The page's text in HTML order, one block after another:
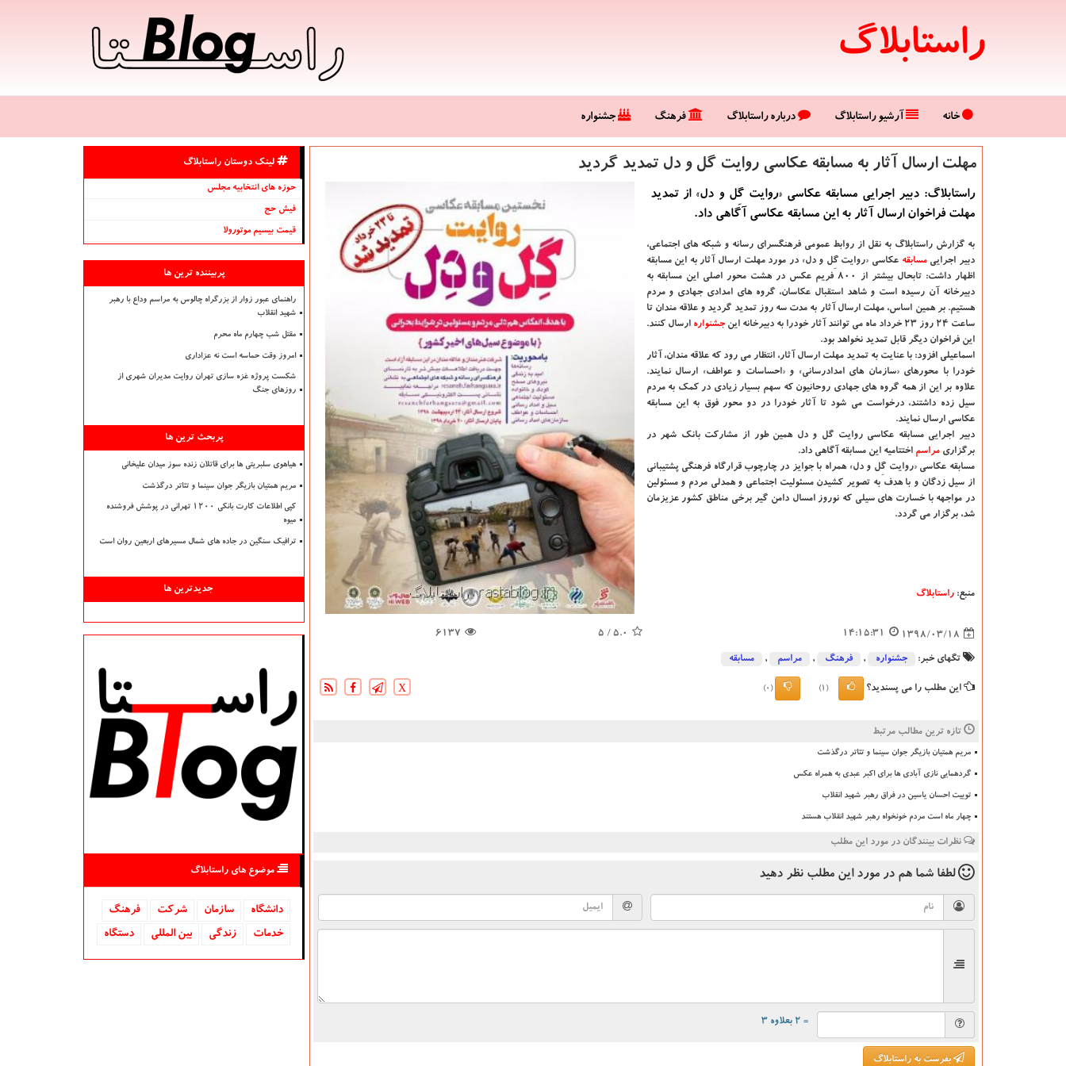
راستابلاگ
خانه آرشیو راستابلاگ درباره راستابلاگ فرهنگ جشنواره
مهلت ارسال آثار به مسابقه عكاسی روایت گل و دل تمدید گردید
راستابلاگ: دبیر اجرایی مسابقه عكاسی «روایت گِل و دل» از تمدید
مهلت فراخوان ارسال آثار به این مسابقه عكاسی آگاهی داد.
به گزارش راستابلاگ به نقل از روابط عمومی فرهنگسرای رسانه و شبكه های اجتماعی،
دبیر اجراییمسابقه عكاسی «روایت گِل و دل» در مورد مهلت ارسال آثار به این مسابقه
اظهار داشت: تابحال بیشتر از ۸۰۰ فریم عكس در هشت محور اصلی این مسابقه به
دبیرخانه آن رسیده است و شاهد استقبال عكاسان، گروه های امدادی جهادی و مردم
هستیم. بر همین اساس، مهلت ارسال آثار به مدت سه روز تمدید گردید و علاقه مندان تا
ساعت ۲۴ روز ۲۳ خرداد ماه می توانند آثار خودرا به دبیرخانه این
جشنواره ارسال كنند.
این فراخوان دیگر قابل تمدید نخواهد بود.
اسماعیلی افزود: با عنایت به تمدید مهلت ارسال آثار، انتظار می رود كه علاقه مندان، آثار
خودرا با محورهای «سازمان های امدادرسانی» و «احساسات و عواطف» ارسال نمایند.
علاوه بر این از همه گروه های جهادی روحانیون كه سهم بسیار زیادی در كمك به مردم
سیل زده داشتند، درخواست می شود تا آثار خودرا در دو محور فوق به این مسابقه
عكاسی ارسال نمایند.
دبیر اجرایی مسابقه عكاسی روایت گل و دل همین طور از مشاركت بانك شهر در
برگزاری مراسم اختتامیه این مسابقه آگاهی داد.
مسابقه عكاسی «روایت گِل و دل» همراه با جوایز در چارچوب قرارگاه فرهنگی پشتیبانی
از سیل زدگان و با هدف به تصویر كشیدن مسئولیت اجتماعی و همدلی مردم و مسئولین
در مواجهه با خسارت های سیلی كه نوروز امسال دامن گیر برخی مناطق كشور عزیزمان
شد، برگزار می گردد.
منبع: راستابلاگ
1398/03/18
14:15:31
5.0
/ 5
6137
تگهای خبر: جشنواره , فرهنگ , مراسم , مسابقه
این مطلب را می پسندید؟ (1)
(0)
X
تازه ترین مطالب مرتبط
مریم همتیان بازیگر جوان سینما و تئاتر درگذشت
گردهمایی نازی آبادی ها برای اکبر عبدی به همراه عکس
توییت احسان یاسین در فراق رهبر شهید انقلاب
چهار ماه است مردم خونخواه رهبر شهید انقلاب هستند
نظرات بینندگان در مورد این مطلب
لطفا شما هم در مورد این مطلب نظر دهید
= ۲ بعلاوه ۳
بفرست به راستابلاگ
لینک دوستان راستابلاگ
حوزه های انتخابیه مجلس
فیش حج
قیمت بیسیم موتورولا
پربیننده ترین ها
راهنمای عبور زوار از بزرگراه چالوس به مراسم وداع با رهبر
شهید انقلاب
مقتل شب چهارم ماه محرم
امروز وقت حماسه است نه عزاداری
شکست پروژه غزه سازی تهران روایت مدیران شهری از
روزهای جنگ
پربحث ترین ها
هیاهوی سلبریتی ها برای قاتلان زنده سوز میدان علیخانی
مریم همتیان بازیگر جوان سینما و تئاتر درگذشت
کپی اطلاعات کارت بانکی ۱۲۰۰ تهرانی در پوشش فروشنده
میوه
ترافیک سنگین در جاده های شمال مسیرهای اربعین روان است
جدیدترین ها
موضوع های راستابلاگ
دانشگاه‌ سازمان شركت
فرهنگ
خدمات
زندگی بین المللی دستگاه